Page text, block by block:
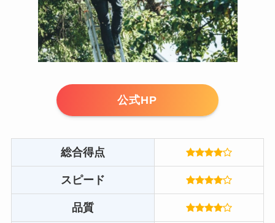
公式HP
総合得点
スピード
品質